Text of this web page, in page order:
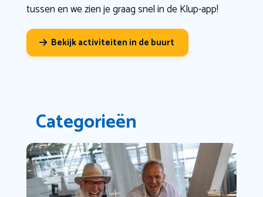
tussen en we zien je graag snel in de Klup-app!
Bekijk activiteiten in de buurt
Categorieën